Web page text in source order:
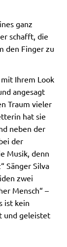
ganz
schafft, die
den Finger zu
Ihrem Look
angesagt
Traum vieler
hat sie
neben der
der
Musik, denn
Sänger Silva
zwei
Mensch“ –
ist kein
und geleistet